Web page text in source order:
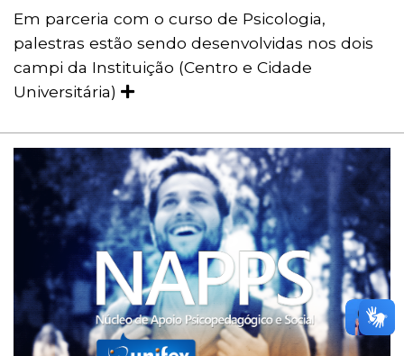
Em parceria com o curso de Psicologia,
palestras estão sendo desenvolvidas nos dois
campi da Instituição (Centro e Cidade
Universitária)